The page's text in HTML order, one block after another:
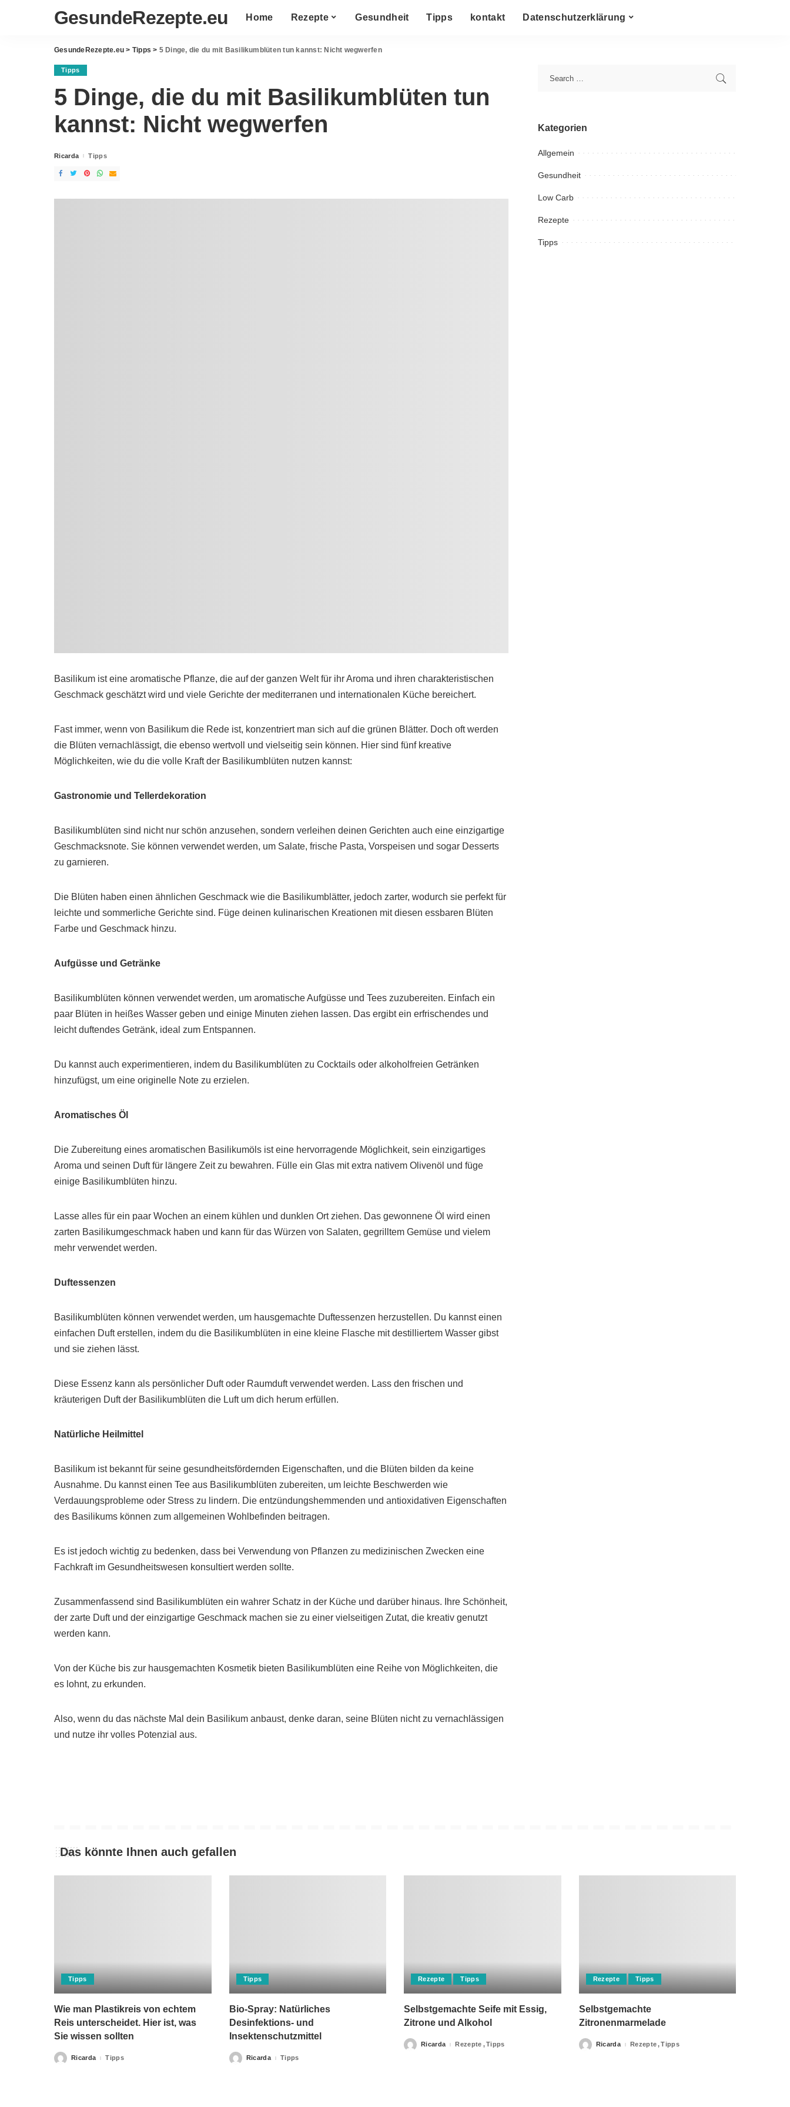
GesundeRezepte.eu Home Rezepte Gesundheit Tipps kontakt Datenschutzerklärung
GesundeRezepte.eu > Tipps > 5 Dinge, die du mit Basilikumblüten tun kannst: Nicht wegwerfen
Tipps
5 Dinge, die du mit Basilikumblüten tun
kannst: Nicht wegwerfen
Posted
Ricarda Tipps
Basilikum ist eine aromatische Pflanze, die auf der ganzen Welt für ihr Aroma und ihren charakteristischen
Geschmack geschätzt wird und viele Gerichte der mediterranen und internationalen Küche bereichert.
Fast immer, wenn von Basilikum die Rede ist, konzentriert man sich auf die grünen Blätter. Doch oft werden
die Blüten vernachlässigt, die ebenso wertvoll und vielseitig sein können. Hier sind fünf kreative
Möglichkeiten, wie du die volle Kraft der Basilikumblüten nutzen kannst:
Gastronomie und Tellerdekoration
Basilikumblüten sind nicht nur schön anzusehen, sondern verleihen deinen Gerichten auch eine einzigartige
Geschmacksnote. Sie können verwendet werden, um Salate, frische Pasta, Vorspeisen und sogar Desserts
zu garnieren.
Die Blüten haben einen ähnlichen Geschmack wie die Basilikumblätter, jedoch zarter, wodurch sie perfekt für
leichte und sommerliche Gerichte sind. Füge deinen kulinarischen Kreationen mit diesen essbaren Blüten
Farbe und Geschmack hinzu.
Aufgüsse und Getränke
Basilikumblüten können verwendet werden, um aromatische Aufgüsse und Tees zuzubereiten. Einfach ein
paar Blüten in heißes Wasser geben und einige Minuten ziehen lassen. Das ergibt ein erfrischendes und
leicht duftendes Getränk, ideal zum Entspannen.
Du kannst auch experimentieren, indem du Basilikumblüten zu Cocktails oder alkoholfreien Getränken
hinzufügst, um eine originelle Note zu erzielen.
Aromatisches Öl
Die Zubereitung eines aromatischen Basilikumöls ist eine hervorragende Möglichkeit, sein einzigartiges
Aroma und seinen Duft für längere Zeit zu bewahren. Fülle ein Glas mit extra nativem Olivenöl und füge
einige Basilikumblüten hinzu.
Lasse alles für ein paar Wochen an einem kühlen und dunklen Ort ziehen. Das gewonnene Öl wird einen
zarten Basilikumgeschmack haben und kann für das Würzen von Salaten, gegrilltem Gemüse und vielem
mehr verwendet werden.
Duftessenzen
Basilikumblüten können verwendet werden, um hausgemachte Duftessenzen herzustellen. Du kannst einen
einfachen Duft erstellen, indem du die Basilikumblüten in eine kleine Flasche mit destilliertem Wasser gibst
und sie ziehen lässt.
Diese Essenz kann als persönlicher Duft oder Raumduft verwendet werden. Lass den frischen und
kräuterigen Duft der Basilikumblüten die Luft um dich herum erfüllen.
Natürliche Heilmittel
Basilikum ist bekannt für seine gesundheitsfördernden Eigenschaften, und die Blüten bilden da keine
Ausnahme. Du kannst einen Tee aus Basilikumblüten zubereiten, um leichte Beschwerden wie
Verdauungsprobleme oder Stress zu lindern. Die entzündungshemmenden und antioxidativen Eigenschaften
des Basilikums können zum allgemeinen Wohlbefinden beitragen.
Es ist jedoch wichtig zu bedenken, dass bei Verwendung von Pflanzen zu medizinischen Zwecken eine
Fachkraft im Gesundheitswesen konsultiert werden sollte.
Zusammenfassend sind Basilikumblüten ein wahrer Schatz in der Küche und darüber hinaus. Ihre Schönheit,
der zarte Duft und der einzigartige Geschmack machen sie zu einer vielseitigen Zutat, die kreativ genutzt
werden kann.
Von der Küche bis zur hausgemachten Kosmetik bieten Basilikumblüten eine Reihe von Möglichkeiten, die
es lohnt, zu erkunden.
Also, wenn du das nächste Mal dein Basilikum anbaust, denke daran, seine Blüten nicht zu vernachlässigen
und nutze ihr volles Potenzial aus.
Kategorien
Allgemein
Gesundheit
Low Carb
Rezepte
Tipps
Das könnte Ihnen auch gefallen
Tipps
Wie man Plastikreis von echtem
Reis unterscheidet. Hier ist, was
Sie wissen sollten
PostedRicarda Tipps
Tipps
Bio-Spray: Natürliches
Desinfektions- und
Insektenschutzmittel
PostedRicarda Tipps
Rezepte Tipps
Selbstgemachte Seife mit Essig,
Zitrone und Alkohol
PostedRicarda Rezepte Tipps
Rezepte Tipps
Selbstgemachte
Zitronenmarmelade
PostedRicarda Rezepte Tipps